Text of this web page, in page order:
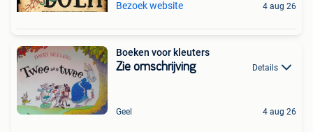
Bezoek website 4 aug 26
Boeken voor kleuters
Zie omschrijving Details
Geel 4 aug 26